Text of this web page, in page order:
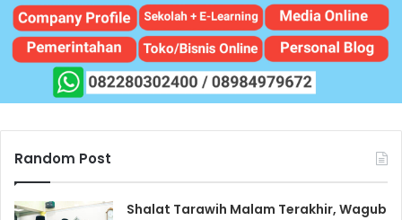
Random Post
Shalat Tarawih Malam Terakhir, Wagub